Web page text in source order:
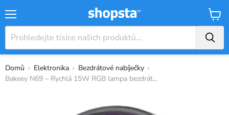
Košík
Domů › Elektronika › Bezdrátové nabíječky ›
Bakeey N69 – Rychlá 15W RGB lampa bezdráto...